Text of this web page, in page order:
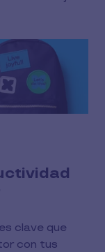
clave que
con tus